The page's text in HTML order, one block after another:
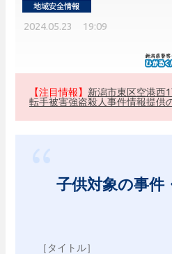
2024.05.23 19:09
【注目情報】 新潟市東区空港西
転手被害強盗殺人事件情報提供
子供対象の事件
［タイトル］